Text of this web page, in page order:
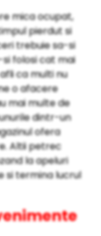
mica ocupat,
pierdut si
trebuie sa-si
folosi cat mai
ca multi nu
o afacere
mai multe de
dintr-un
ofera
Altii petrec
la apeluri
si termina lucrul